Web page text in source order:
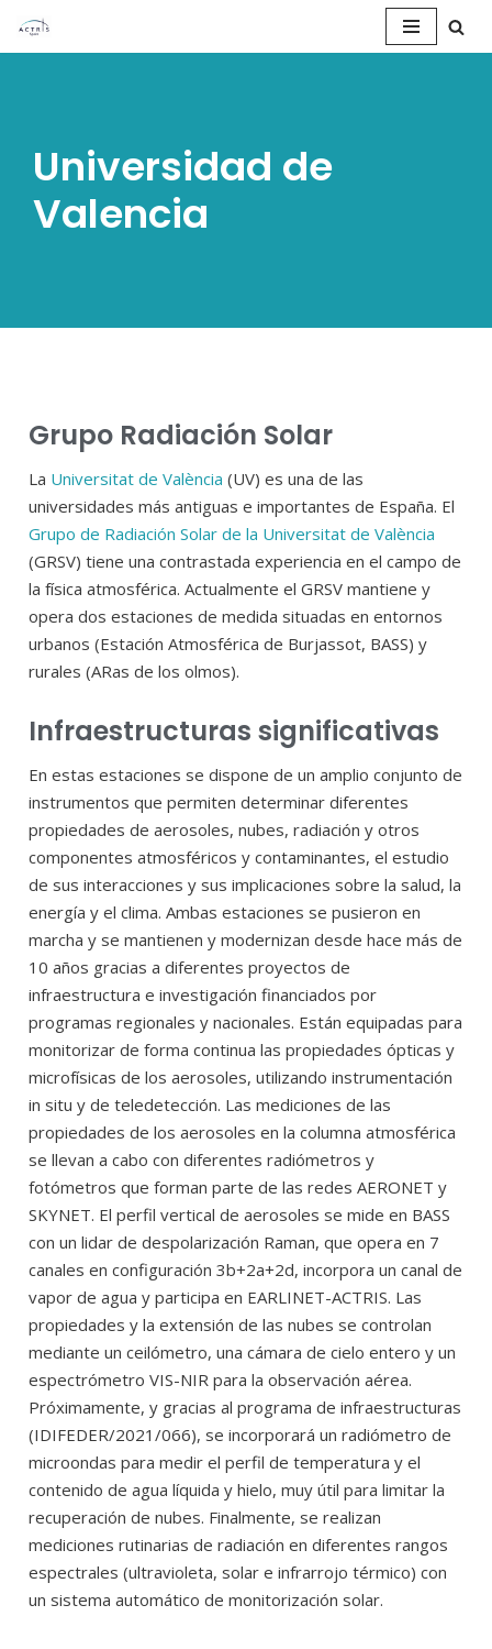
Saltar
Universidad de
Valencia
Grupo Radiación Solar
La Universitat de València (UV) es una de las
universidades más antiguas e importantes de España. El
Grupo de Radiación Solar de la Universitat de València
(GRSV) tiene una contrastada experiencia en el campo de
la física atmosférica. Actualmente el GRSV mantiene y
opera dos estaciones de medida situadas en entornos
urbanos (Estación Atmosférica de Burjassot, BASS) y
rurales (ARas de los olmos).
Infraestructuras significativas
En estas estaciones se dispone de un amplio conjunto de
instrumentos que permiten determinar diferentes
propiedades de aerosoles, nubes, radiación y otros
componentes atmosféricos y contaminantes, el estudio
de sus interacciones y sus implicaciones sobre la salud, la
energía y el clima. Ambas estaciones se pusieron en
marcha y se mantienen y modernizan desde hace más de
10 años gracias a diferentes proyectos de
infraestructura e investigación financiados por
programas regionales y nacionales. Están equipadas para
monitorizar de forma continua las propiedades ópticas y
microfísicas de los aerosoles, utilizando instrumentación
in situ y de teledetección. Las mediciones de las
propiedades de los aerosoles en la columna atmosférica
se llevan a cabo con diferentes radiómetros y
fotómetros que forman parte de las redes AERONET y
SKYNET. El perfil vertical de aerosoles se mide en BASS
con un lidar de despolarización Raman, que opera en 7
canales en configuración 3b+2a+2d, incorpora un canal de
vapor de agua y participa en EARLINET-ACTRIS. Las
propiedades y la extensión de las nubes se controlan
mediante un ceilómetro, una cámara de cielo entero y un
espectrómetro VIS-NIR para la observación aérea.
Próximamente, y gracias al programa de infraestructuras
(IDIFEDER/2021/066), se incorporará un radiómetro de
microondas para medir el perfil de temperatura y el
contenido de agua líquida y hielo, muy útil para limitar la
recuperación de nubes. Finalmente, se realizan
mediciones rutinarias de radiación en diferentes rangos
espectrales (ultravioleta, solar e infrarrojo térmico) con
un sistema automático de monitorización solar.